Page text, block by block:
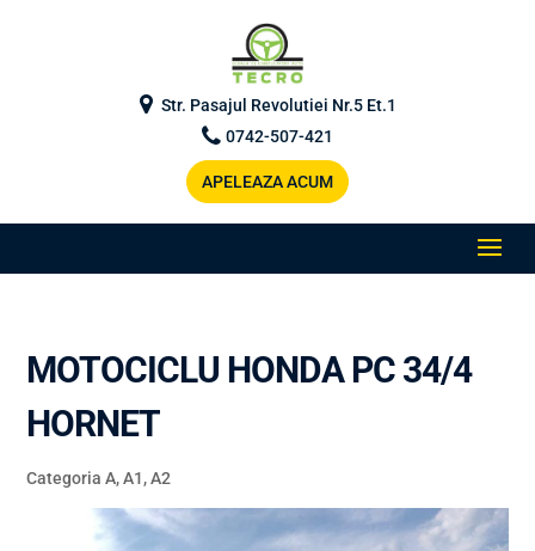
Str. Pasajul Revolutiei Nr.5 Et.1
0742-507-421
APELEAZA ACUM
MOTOCICLU HONDA PC 34/4
HORNET
Categoria A, A1, A2